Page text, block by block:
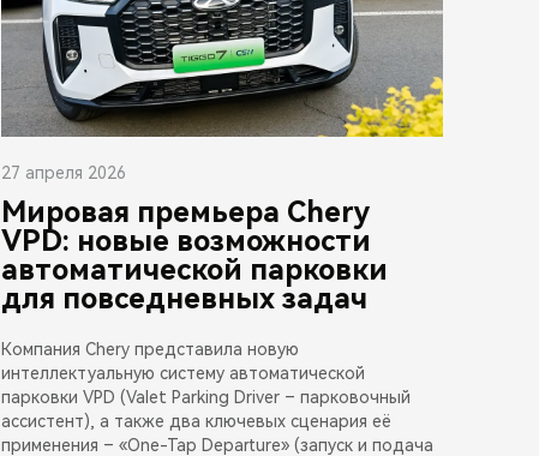
27 апреля 2026
Мировая премьера Chery
VPD: новые возможности
автоматической парковки
для повседневных задач
Компания Chery представила новую
интеллектуальную систему автоматической
парковки VPD (Valet Parking Driver – парковочный
ассистент), а также два ключевых сценария её
применения – «One-Tap Departure» (запуск и подача